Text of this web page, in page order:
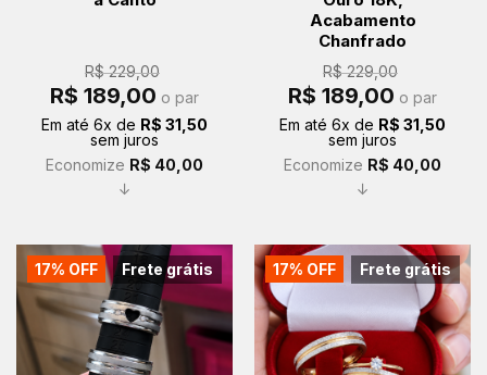
R$229,00
O
preço
era:
R$ 229,00.
R$ 189,00 preço
atual
é:
R$ 189,00.
o par
Em até 6x de R$ 31,50
sem juros
Economize R$ 40,00
↓
Acabamento
Chanfrado
R$229,00
O
preço
era:
R$ 229,00.
R$ 189,00 preço
atual
é:
R$ 189,00.
o par
Em até 6x de R$ 31,50
sem juros
Economize R$ 40,00
↓
Frete grátis
17% OFF Frete grátis
17% OFF